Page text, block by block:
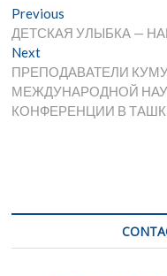
b
o
k
gr
m
s
p
p
g
Post
navigation
Previous
post:
ДЕТСКАЯ УЛЫБКА —
NextNext
post:
ПРЕПОДАВАТЕЛИ
МЕЖДУНАРОДНОЙ
КОНФЕРЕНЦИИ В